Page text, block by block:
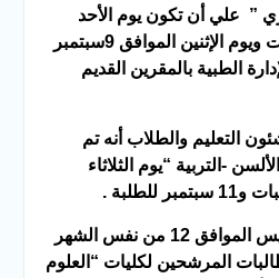
” علي أن تكون يوم الأحد
الموافق 8سبتمبر للطالبات ويوم الإثنين الموافق 9سبتمبر
الطبية بالمقرين القديم
التعليم والطلاب أنه تم
-التربية “يوم الثلاثاء
كما تم تخصيص يوم الخميس الموافق 12 من نفس الشهر
المرشحين لكليات “العلوم